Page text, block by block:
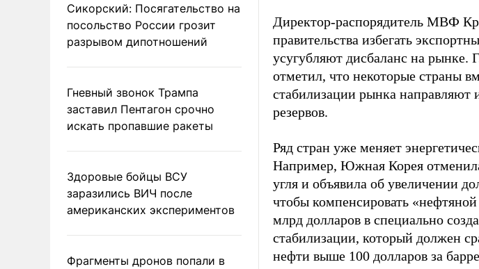
Сикорский: Посягательство на
посольство России грозит
разрывом дипотношений
Гневный звонок Трампа
заставил Пентагон срочно
искать пропавшие ракеты
Здоровые бойцы ВСУ
заразились ВИЧ после
американских экспериментов
Фрагменты дронов попали в
Директор-распорядитель МВФ
правительства избегать
усугубляют дисбаланс на
отметил, что некоторые страны
стабилизации рынка направляют
резервов.
Ряд стран уже меняет
Например, Южная Корея
угля и объявила об увеличении
чтобы компенсировать
млрд долларов в специально
стабилизации, который должен
нефти выше 100 долларов за